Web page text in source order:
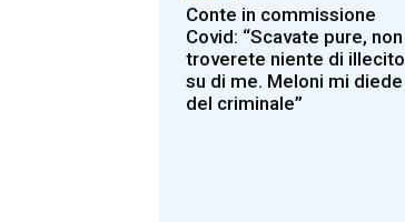
Conte in commissione
Covid: “Scavate pure, non
troverete niente di illecito
su di me. Meloni mi diede
del criminale”